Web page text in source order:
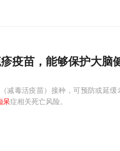
疫苗，能够保护大脑
减毒活疫苗）接种，可预防或延
呆症相关死亡风险。